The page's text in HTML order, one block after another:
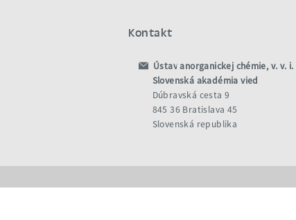
Kontakt
Ústav anorganickej chémie, v. v. i.
Slovenská akadémia vied
Dúbravská cesta 9
845 36 Bratislava 45
Slovenská republika